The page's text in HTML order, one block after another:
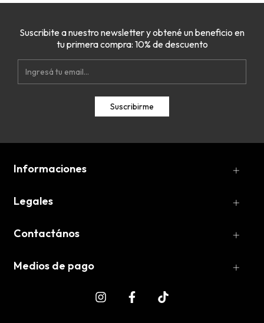
Suscribite a nuestro newsletter y obtené un beneficio en
tu primera compra: 10% de descuento
Informaciones
Legales
Contactános
Medios de pago